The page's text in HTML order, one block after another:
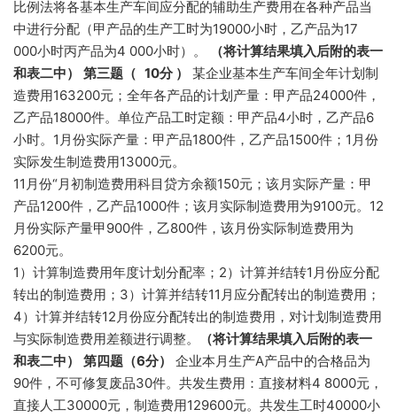
比例法将各基本生产车间应分配的辅助生产费用在各种产品当
中进行分配（甲产品的生产工时为19000小时，乙产品为17
000小时丙产品为4 000小时）。
（将计算结果填入后附的表一
和表二中）
第三题（ 10分 ）
某企业基本生产车间全年计划制
造费用163200元；全年各产品的计划产量：甲产品24000件，
乙产品18000件。单位产品工时定额：甲产品4小时，乙产品6
小时。1月份实际产量：甲产品1800件，乙产品1500件；1月份
实际发生制造费用13000元。
11月份“月初制造费用科目贷方余额150元；该月实际产量：甲
产品1200件，乙产品1000件；该月实际制造费用为9100元。12
月份实际产量甲900件，乙800件，该月份实际制造费用为
6200元。
1）计算制造费用年度计划分配率；2）计算并结转1月份应分配
转出的制造费用；3）计算并结转11月应分配转出的制造费用；
4）计算并结转12月份应分配转出的制造费用，对计划制造费用
与实际制造费用差额进行调整。
（将计算结果填入后附的表一
和表二中）
第四题（6分）
企业本月生产A产品中的合格品为
90件，不可修复废品30件。共发生费用：直接材料4 8000元，
直接人工30000元，制造费用129600元。共发生工时40000小